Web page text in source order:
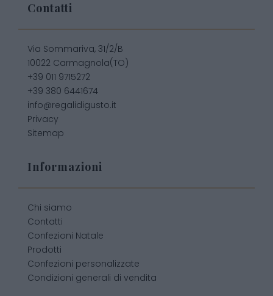
Contatti
Via Sommariva, 31/2/B
10022 Carmagnola(TO)
+39 011 9715272
+39 380 6441674
info@regalidigusto.it
Privacy
Sitemap
Informazioni
Chi siamo
Contatti
Confezioni Natale
Prodotti
Confezioni personalizzate
Condizioni generali di vendita